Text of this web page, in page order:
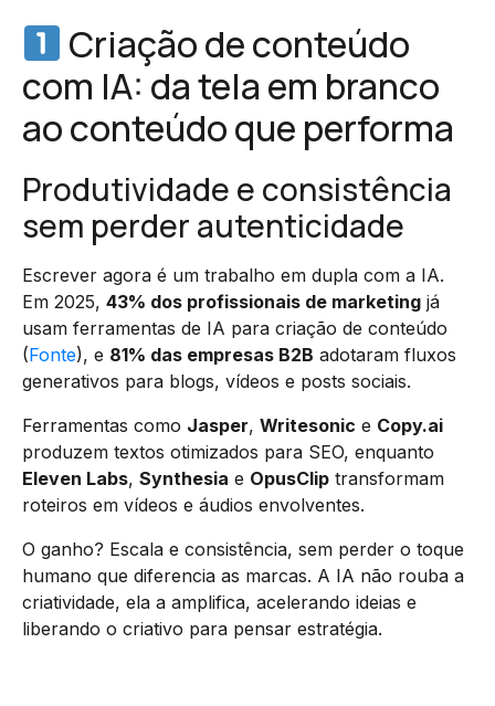
Criação de conteúdo
com IA: da tela em branco
ao conteúdo que performa
Produtividade e consistência
sem perder autenticidade
Escrever agora é um trabalho em dupla com a IA.
Em 2025, 43% dos profissionais de marketing já
usam ferramentas de IA para criação de conteúdo
(Fonte), e 81% das empresas B2B adotaram fluxos
generativos para blogs, vídeos e posts sociais.
Ferramentas como Jasper, Writesonic e Copy.ai
produzem textos otimizados para SEO, enquanto
Eleven Labs, Synthesia e OpusClip transformam
roteiros em vídeos e áudios envolventes.
O ganho? Escala e consistência, sem perder o toque
humano que diferencia as marcas. A IA não rouba a
criatividade, ela a amplifica, acelerando ideias e
liberando o criativo para pensar estratégia.